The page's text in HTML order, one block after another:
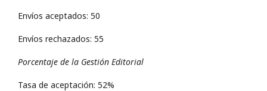
Envíos aceptados: 50
Envíos rechazados: 55
Porcentaje de la Gestión Editorial
Tasa de aceptación: 52%